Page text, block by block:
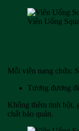
Viên Uống
Mỗi viên nang chứa:
Tương đương
Không thêm tinh bột,
chất bảo quản.